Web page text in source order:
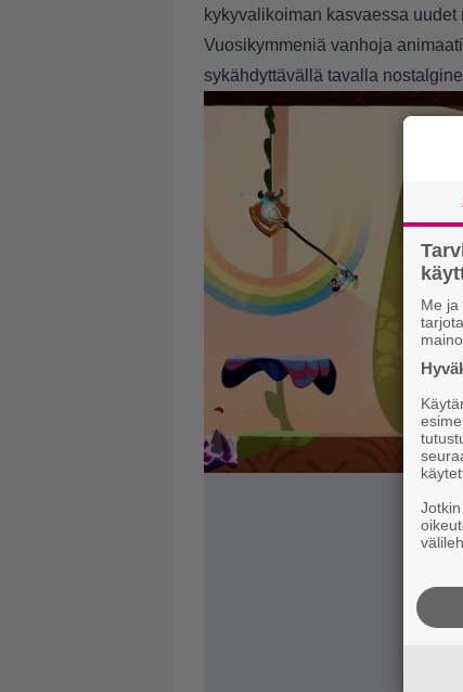
kykyvalikoiman kasvaessa
Vuosikymmeniä vanhoja
sykähdyttävällä tavalla
Me ja